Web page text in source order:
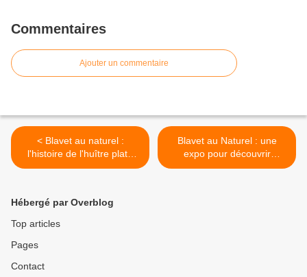
Commentaires
Ajouter un commentaire
< Blavet au naturel :
l'histoire de l'huître plate
avec la participation
Blavet au Naturel : une
expo pour découvrir
l'histoire de l'huître en rade
Hébergé par Overblog
Top articles
Pages
Contact